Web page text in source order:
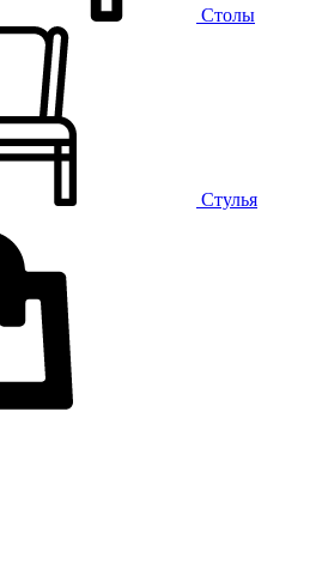
Столы
Стулья